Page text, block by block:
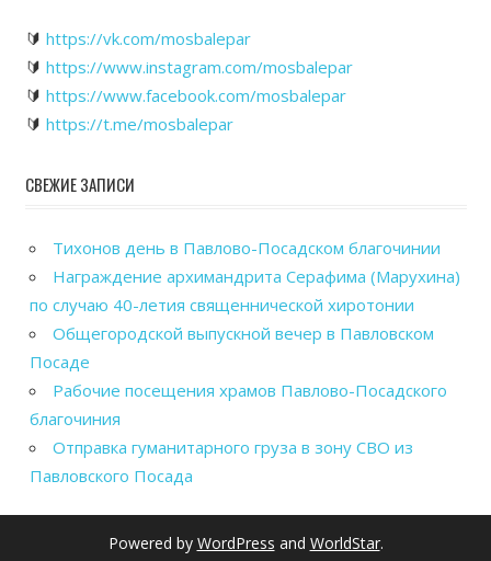
🔰 https://vk.com/mosbalepar
🔰 https://www.instagram.com/mosbalepar
🔰 https://www.facebook.com/mosbalepar
🔰 https://t.me/mosbalepar
СВЕЖИЕ ЗАПИСИ
Тихонов день в Павлово-Посадском благочинии
Награждение архимандрита Серафима (Марухина)
по случаю 40-летия священнической хиротонии
Общегородской выпускной вечер в Павловском
Посаде
Рабочие посещения храмов Павлово-Посадского
благочиния
Отправка гуманитарного груза в зону СВО из
Павловского Посада
Powered by WordPress and WorldStar.